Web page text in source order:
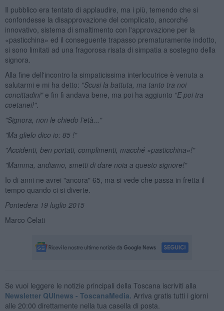
Il pubblico era tentato di applaudire, ma i più, temendo che si
confondesse la disapprovazione del complicato, ancorché
innovativo, sistema di smaltimento con l'approvazione per la
«pasticchina» ed il conseguente trapasso prematuramente indotto,
si sono limitati ad una fragorosa risata di simpatia a sostegno della
signora.
Alla fine dell'incontro la simpaticissima interlocutrice è venuta a
salutarmi e mi ha detto: "Scusi la battuta, ma tanto tra noi
concittadini"e fin lì andava bene, ma poi ha aggiunto "E poi tra
coetanei!".
"Signora, non le chiedo l'età..."
"Ma glielo dico io: 85 !"
"Accidenti, ben portati, complimenti, macché «pasticchina»!"
"Mamma, andiamo, smetti di dare noia a questo signore!"
Io di anni ne avrei "ancora" 65, ma si vede che passa in fretta il
tempo quando ci si diverte.
Pontedera 19 luglio 2015
Marco Celati
Se vuoi leggere le notizie principali della Toscana iscriviti alla
Newsletter QUInews - ToscanaMedia. Arriva gratis tutti i giorni
alle 20:00 direttamente nella tua casella di posta.